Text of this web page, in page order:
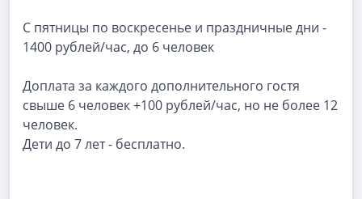
С пятницы по воскресенье и праздничные дни -
1400 рублей/час, до 6 человек
Доплата за каждого дополнительного гостя
свыше 6 человек +100 рублей/час, но не более 12
человек.
Дети до 7 лет - бесплатно.